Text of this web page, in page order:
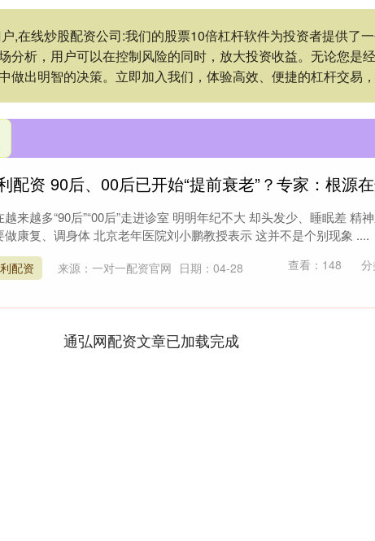
,在线炒股配资公司:我们的股票10倍杠杆软件为投资者提供了
分析，用户可以在控制风险的同时，放大投资收益。无论您
做出明智的决策。立即加入我们，体验高效、便捷的杠杆交易
配资 90后、00后已开始“提前衰老”？专家：根源在
越来越多“90后”“00后”走进诊室 明明年纪不大 却头发少、睡眠差 精
做康复、调身体 北京老年医院刘小鹏教授表示 这并不是个别现象 ....
配资 来源：一对一配资官网 日期：04-28 查看： 148 分
通弘网配资文章已加载完成